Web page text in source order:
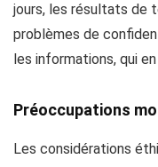
jours, les résultats de
problèmes de
les informations, qui en
Préoccupations
Les considérations